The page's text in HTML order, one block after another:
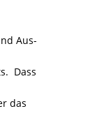
Aus-
Dass
das